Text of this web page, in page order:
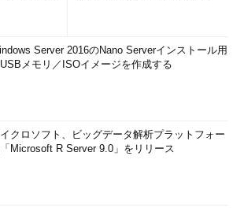
Server 2016のNano Serverインストール用
メモリ／ISOイメージを作成する
クロソフト、ビッグデータ解析プラットフォー
Microsoft R Server 9.0」をリリース